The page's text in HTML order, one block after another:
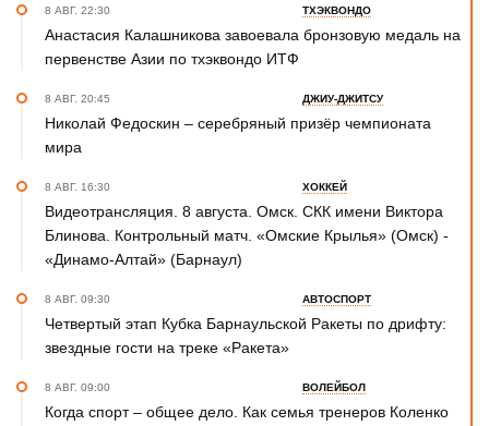
8 АВГ. 22:30 ТХЭКВОНДО
Анастасия Калашникова завоевала бронзовую медаль на
первенстве Азии по тхэквондо ИТФ
8 АВГ. 20:45 ДЖИУ-ДЖИТСУ
Николай Федоскин – серебряный призёр чемпионата
мира
8 АВГ. 16:30 ХОККЕЙ
Видеотрансляция. 8 августа. Омск. СКК имени Виктора
Блинова. Контрольный матч. «Омские Крылья» (Омск) -
«Динамо-Алтай» (Барнаул)
8 АВГ. 09:30 АВТОСПОРТ
Четвертый этап Кубка Барнаульской Ракеты по дрифту:
звездные гости на треке «Ракета»
8 АВГ. 09:00 ВОЛЕЙБОЛ
Когда спорт – общее дело. Как семья тренеров Коленко